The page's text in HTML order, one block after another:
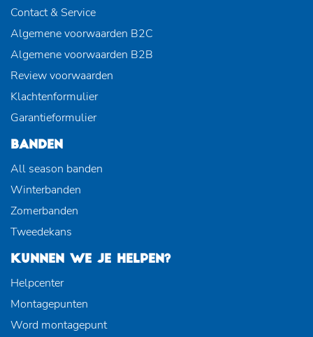
Contact & Service
Algemene voorwaarden B2C
Algemene voorwaarden B2B
Review voorwaarden
Klachtenformulier
Garantieformulier
BANDEN
All season banden
Winterbanden
Zomerbanden
Tweedekans
KUNNEN WE JE HELPEN?
Helpcenter
Montagepunten
Word montagepunt